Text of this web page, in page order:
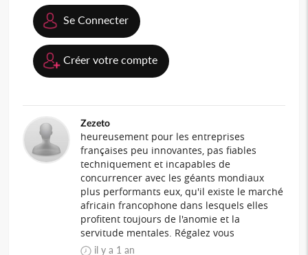
Se Connecter
Créer votre compte
Zezeto
heureusement pour les entreprises
françaises peu innovantes, pas fiables
techniquement et incapables de
concurrencer avec les géants mondiaux
plus performants eux, qu'il existe le marché
africain francophone dans lesquels elles
profitent toujours de l'anomie et la
servitude mentales. Régalez vous
il y a 1 an